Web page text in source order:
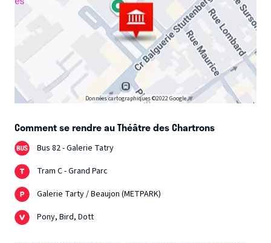
Données cartographiques ©2022 Google
Comment se rendre au Théâtre des Chartrons
Bus 82 - Galerie Tatry
Tram C - Grand Parc
Galerie Tarty / Beaujon (METPARK)
Pony, Bird, Dott